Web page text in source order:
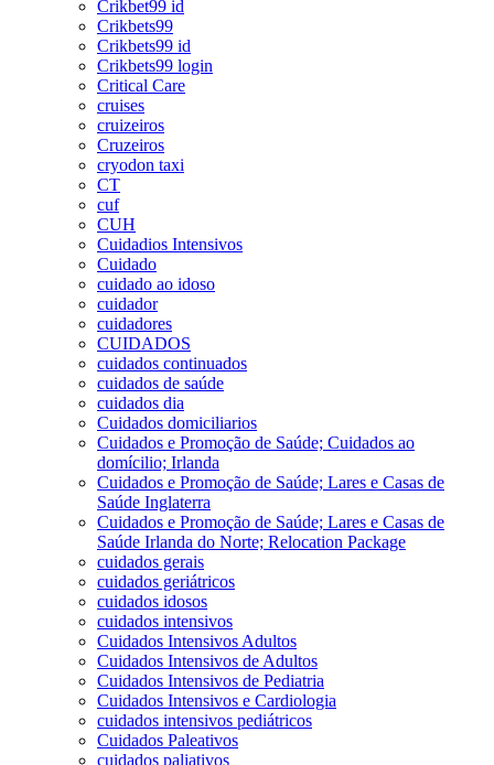
Crikbet99 id
Crikbets99
Crikbets99 id
Crikbets99 login
Critical Care
cruises
cruizeiros
Cruzeiros
cryodon taxi
CT
cuf
CUH
Cuidadios Intensivos
Cuidado
cuidado ao idoso
cuidador
cuidadores
CUIDADOS
cuidados continuados
cuidados de saúde
cuidados dia
Cuidados domiciliarios
Cuidados e Promoção de Saúde; Cuidados ao
domícilio; Irlanda
Cuidados e Promoção de Saúde; Lares e Casas de
Saúde Inglaterra
Cuidados e Promoção de Saúde; Lares e Casas de
Saúde Irlanda do Norte; Relocation Package
cuidados gerais
cuidados geriátricos
cuidados idosos
cuidados intensivos
Cuidados Intensivos Adultos
Cuidados Intensivos de Adultos
Cuidados Intensivos de Pediatria
Cuidados Intensivos e Cardiologia
cuidados intensivos pediátricos
Cuidados Paleativos
cuidados paliativos